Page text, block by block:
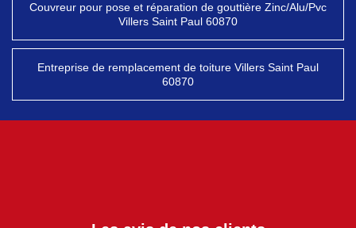
Couvreur pour pose et réparation de gouttière Zinc/Alu/Pvc
Villers Saint Paul 60870
Entreprise de remplacement de toiture Villers Saint Paul
60870